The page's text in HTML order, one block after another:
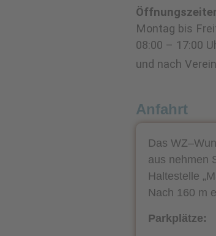
Montag bis
08:00 – 17:00
und nach
Anfahrt
Das
aus nehmen
Haltestelle
Nach 160 m
Parkplätze: